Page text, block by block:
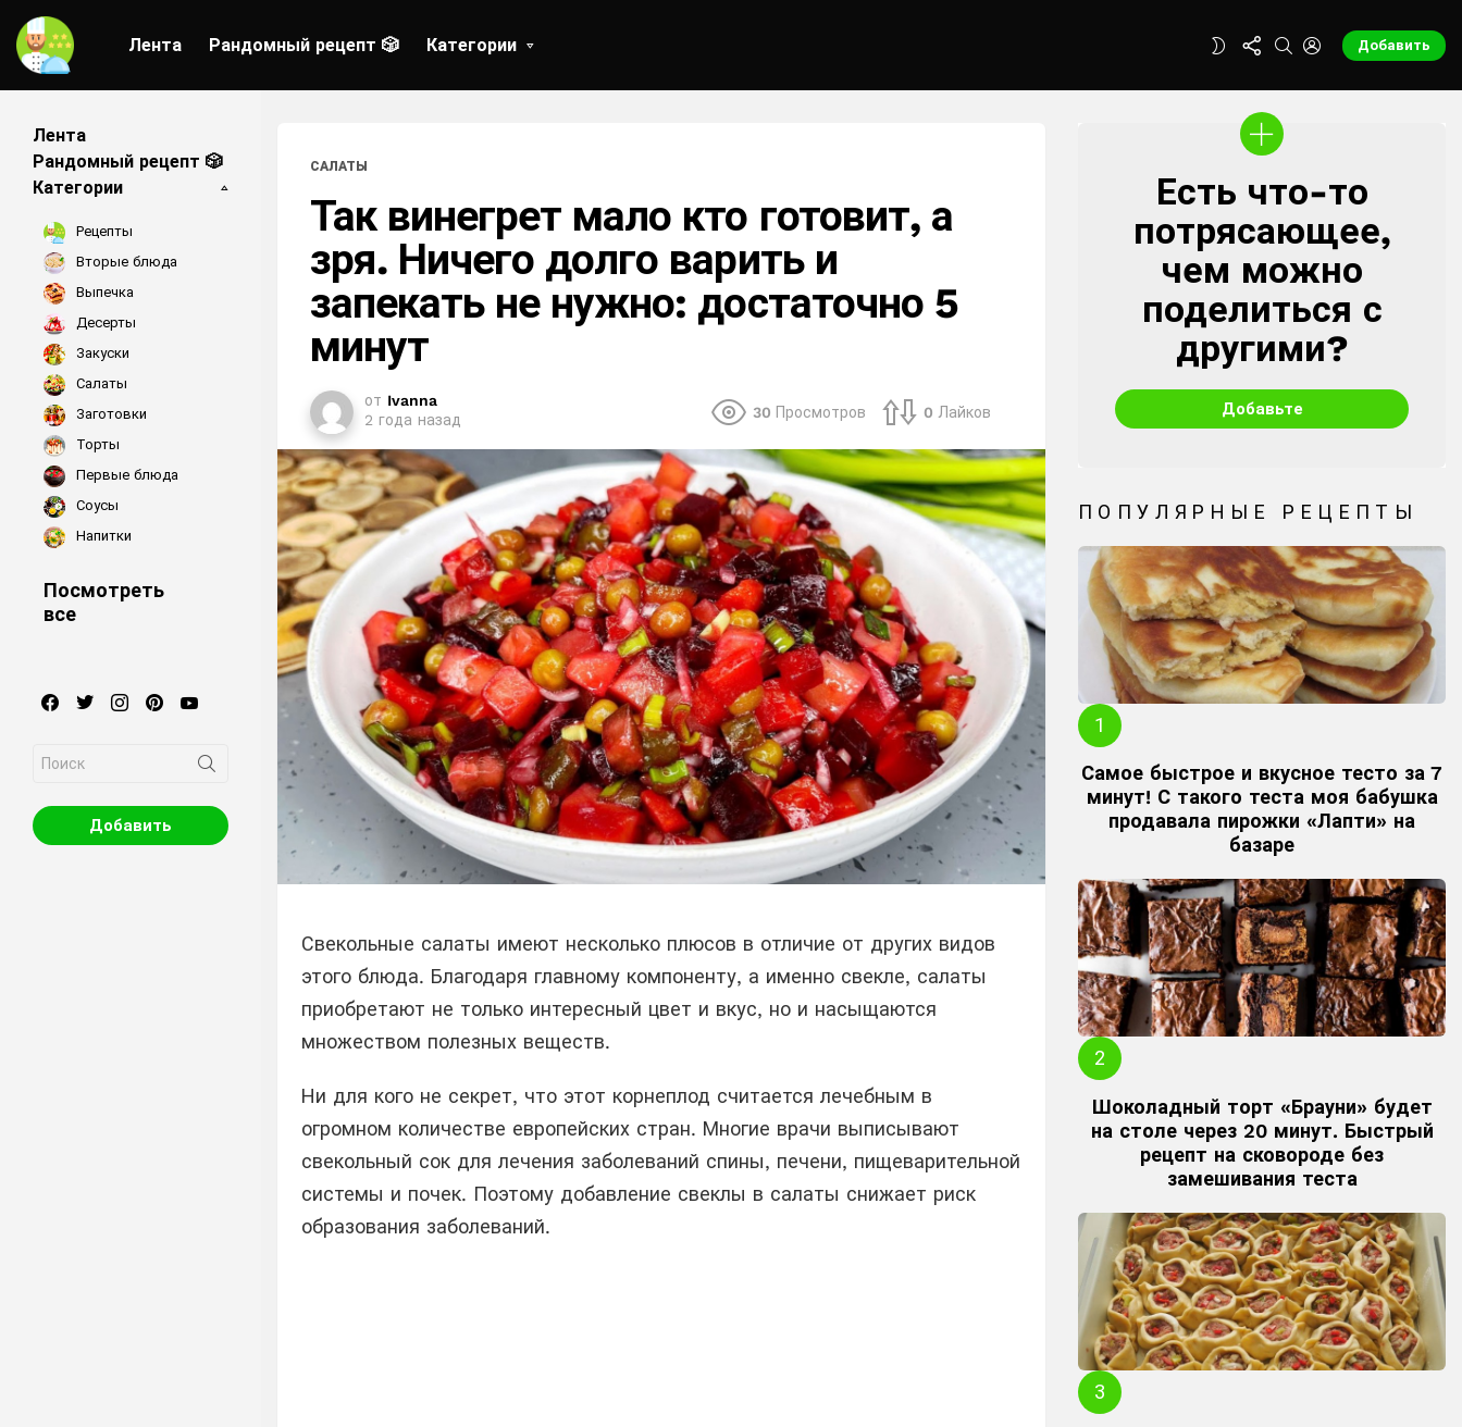
Лента Рандомный рецепт 🎲 Категории
SWITCH
SEARCHLOGIN Добавить
САЛАТЫ
Так винегрет мало кто готовит, а
зря. Ничего долго варить и
запекать не нужно: достаточно 5
минут
от Ivanna
2 года назад
30 Просмотров 0 Лайков
Свекольные салаты имеют несколько плюсов в отличие от других видов
этого блюда. Благодаря главному компоненту, а именно свекле, салаты
приобретают не только интересный цвет и вкус, но и насыщаются
множеством полезных веществ.
Ни для кого не секрет, что этот корнеплод считается лечебным в
огромном количестве европейских стран. Многие врачи выписывают
свекольный сок для лечения заболеваний спины, печени, пищеварительной
системы и почек. Поэтому добавление свеклы в салаты снижает риск
образования заболеваний.
CREATE
Есть что-то
потрясающее,
чем можно
поделиться с
другими?
Добавьте
ПОПУЛЯРНЫЕ РЕЦЕПТЫ
Самое быстрое и вкусное тесто за 7
минут! С такого теста моя бабушка
продавала пирожки «Лапти» на
базаре
Шоколадный торт «Брауни» будет
на столе через 20 минут. Быстрый
рецепт на сковороде без
замешивания теста
Лента
Рандомный рецепт 🎲
Категории
Рецепты
Вторые блюда
Выпечка
Десерты
Закуски
Салаты
Заготовки
Торты
Первые блюда
Соусы
Напитки
Посмотреть
все
facebooktwitterinstagrampinterest
for:
Добавить